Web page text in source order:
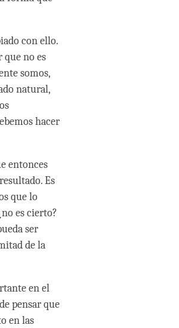
con ello.
que no es
somos,
natural,
hacer
entonces
Es
que lo
es cierto?
ser
de la
en el
pensar que
en las